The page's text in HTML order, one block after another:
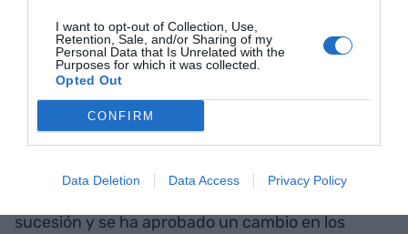
I want to opt-out of Collection, Use,
Retention, Sale, and/or Sharing of my
Personal Data that Is Unrelated with the
Purposes for which it was collected.
Opted Out
CONFIRM
Data Deletion Data Access Privacy Policy
González: "Los tiempos
actuales no hacen fácil
repetir una presidencia sin
sueldo"
sucesión y se ha aprobado un cambio en los